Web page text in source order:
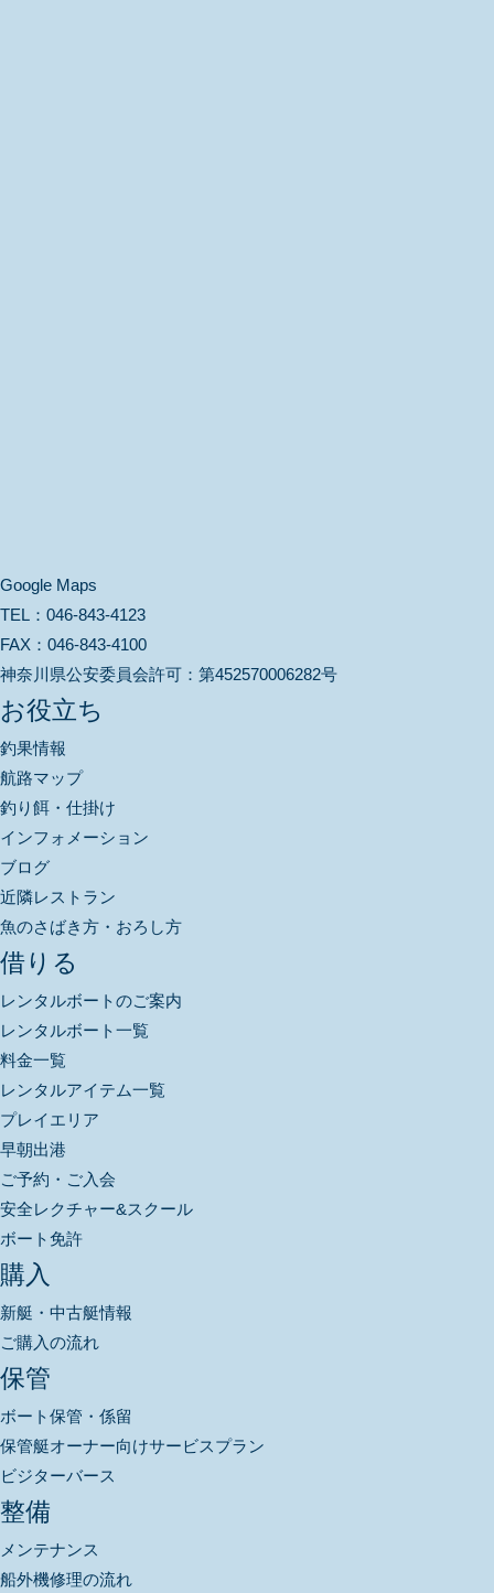
Google Maps
TEL： 046-843-4123
FAX： 046-843-4100
神奈川県公安委員会許可： 第452570006282号
お役立ち
釣果情報
航路マップ
釣り餌・仕掛け
インフォメーション
ブログ
近隣レストラン
魚のさばき方・おろし方
借りる
レンタルボートのご案内
レンタルボート一覧
料金一覧
レンタルアイテム一覧
プレイエリア
早朝出港
ご予約・ご入会
安全レクチャー&スクール
ボート免許
購入
新艇・中古艇情報
ご購入の流れ
保管
ボート保管・係留
保管艇オーナー向けサービスプラン
ビジターバース
整備
メンテナンス
船外機修理の流れ